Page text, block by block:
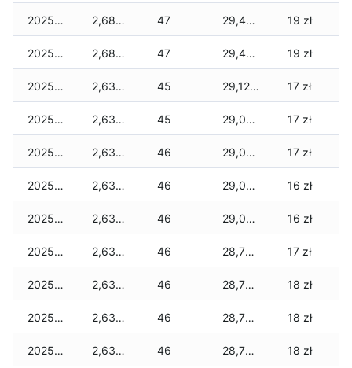
2025-11-27 2,680 zł 47 29,450 zł 19 zł
2025-11-26 2,680 zł 47 29,450 zł 19 zł
2025-11-25 2,630 zł 45 29,120 zł 17 zł
2025-11-24 2,630 zł 45 29,070 zł 17 zł
2025-11-23 2,630 zł 46 29,070 zł 17 zł
2025-11-22 2,630 zł 46 29,050 zł 16 zł
2025-11-21 2,630 zł 46 29,050 zł 16 zł
2025-11-20 2,630 zł 46 28,730 zł 17 zł
2025-11-19 2,630 zł 46 28,710 zł 18 zł
2025-11-18 2,630 zł 46 28,710 zł 18 zł
2025-11-17 2,630 zł 46 28,710 zł 18 zł